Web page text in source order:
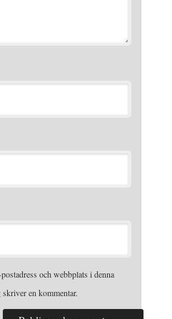
och webbplats i denna
en kommentar.